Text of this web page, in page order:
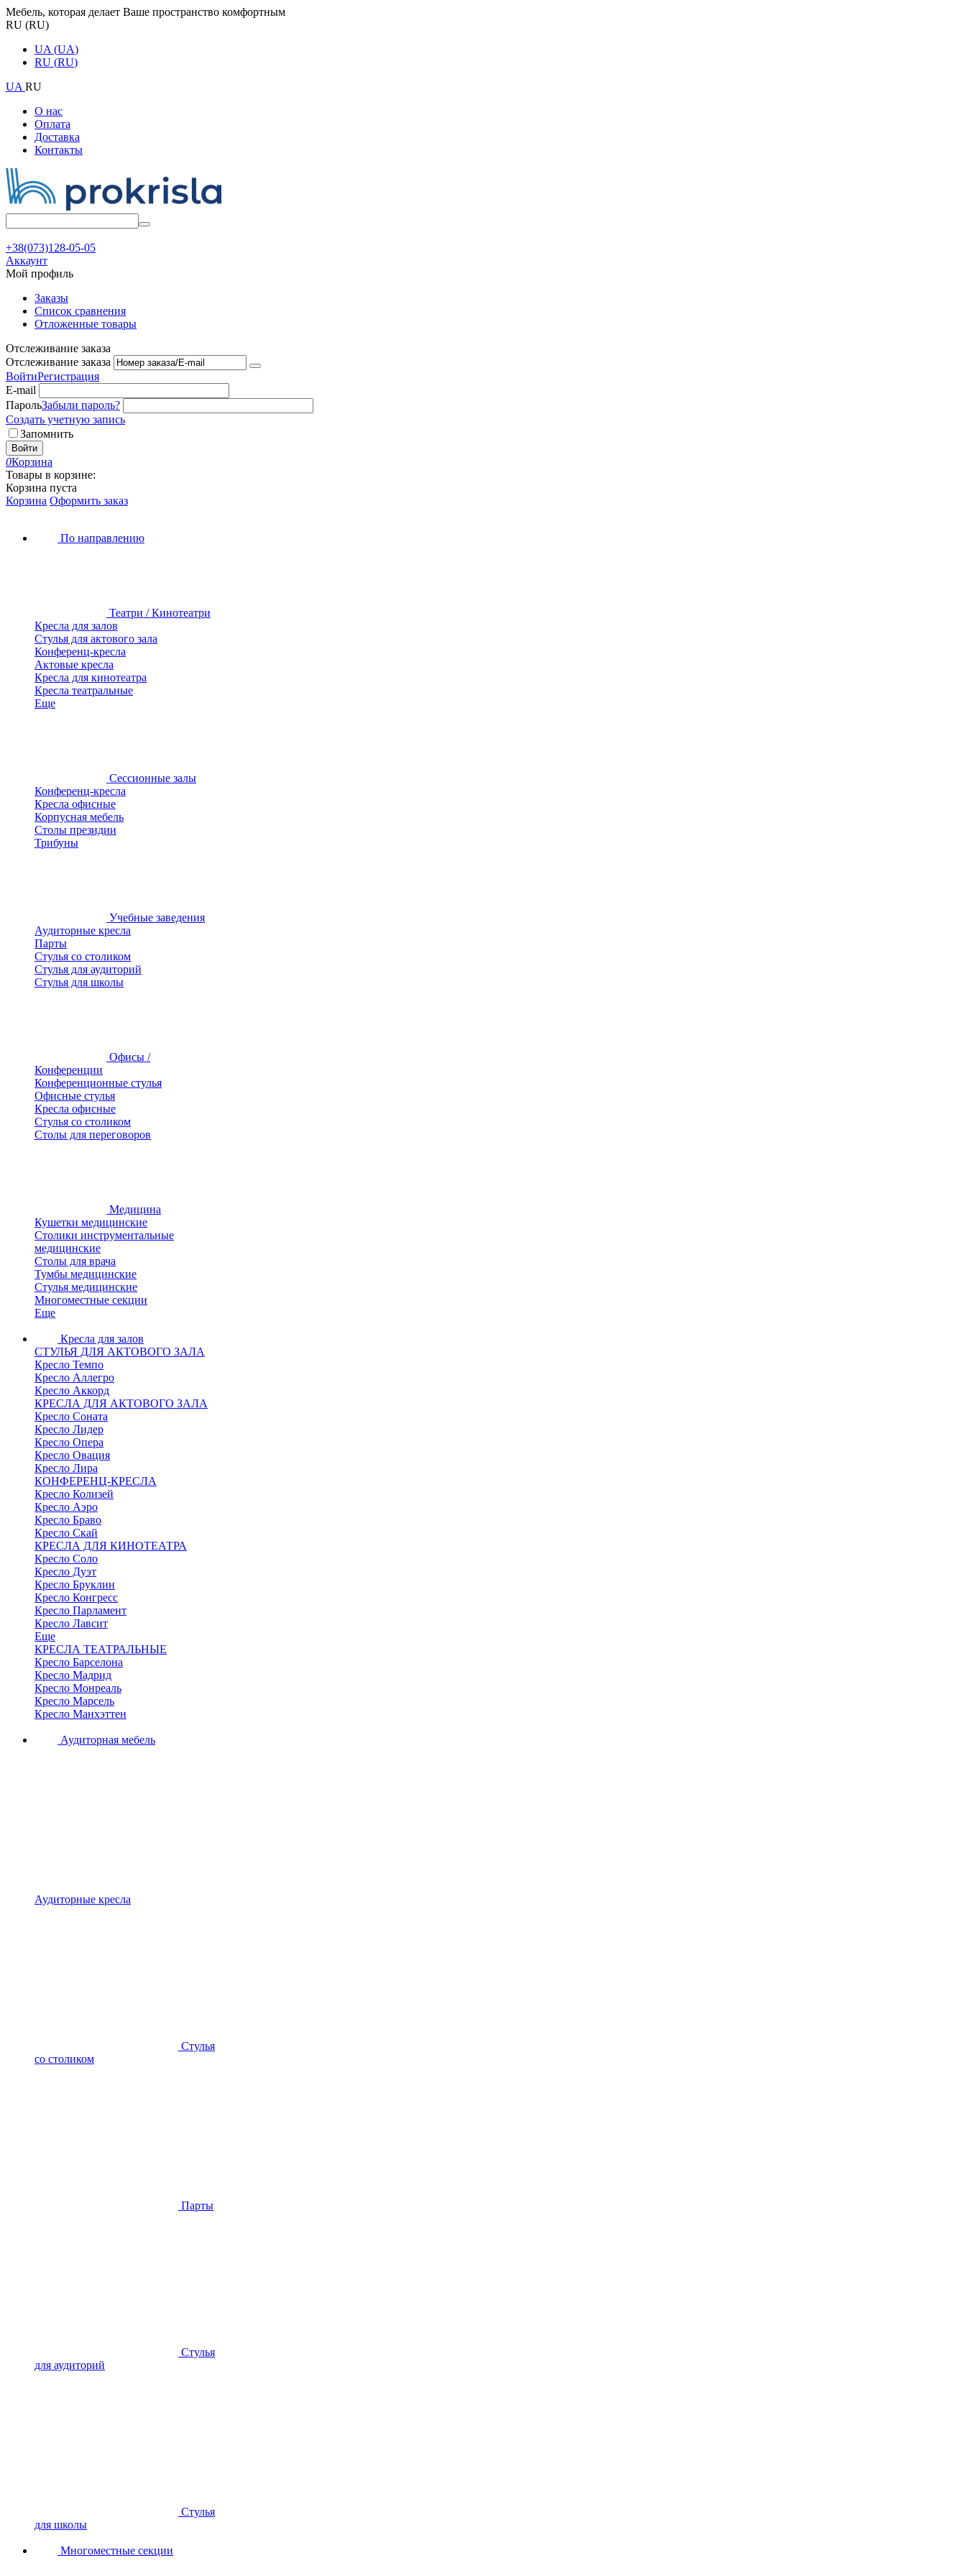
Мебель, которая делает Ваше пространство комфортным
RU (RU)
UA (UA)
RU (RU)
UA RU
О нас
Оплата
Доставка
Контакты
+38(073)128-05-05
Аккаунт
Мой профиль
Заказы
Список сравнения
Отложенные товары
Отслеживание заказа
Отслеживание заказа
ВойтиРегистрация
E-mail
ПарольЗабыли пароль?
Создать учетную запись
Запомнить
Войти
0Корзина
Товары в корзине:
Корзина пуста
Корзина Оформить заказ
По направлению
Театри / Кинотеатри
Кресла для залов
Стулья для актового зала
Конференц-кресла
Актовые кресла
Кресла для кинотеатра
Кресла театральные
Еще
Сессионные залы
Конференц-кресла
Кресла офисные
Корпусная мебель
Столы президии
Трибуны
Учебные заведения
Аудиторные кресла
Парты
Стулья со столиком
Стулья для аудиторий
Стулья для школы
Офисы /
Конференции
Конференционные стулья
Офисные стулья
Кресла офисные
Стулья со столиком
Столы для переговоров
Медицина
Кушетки медицинские
Столики инструментальные
медицинские
Столы для врача
Тумбы медицинские
Стулья медицинские
Многоместные секции
Еще
Кресла для залов
СТУЛЬЯ ДЛЯ АКТОВОГО ЗАЛА
Кресло Темпо
Кресло Аллегро
Кресло Аккорд
КРЕСЛА ДЛЯ АКТОВОГО ЗАЛА
Кресло Соната
Кресло Лидер
Кресло Опера
Кресло Овация
Кресло Лира
КОНФЕРЕНЦ-КРЕСЛА
Кресло Колизей
Кресло Аэро
Кресло Браво
Кресло Скай
КРЕСЛА ДЛЯ КИНОТЕАТРА
Кресло Соло
Кресло Дуэт
Кресло Бруклин
Кресло Конгресс
Кресло Парламент
Кресло Лавсит
Еще
КРЕСЛА ТЕАТРАЛЬНЫЕ
Кресло Барселона
Кресло Мадрид
Кресло Монреаль
Кресло Марсель
Кресло Манхэттен
Аудиторная мебель
Аудиторные кресла
Стулья
со столиком
Парты
Стулья
для аудиторий
Стулья
для школы
Многоместные секции